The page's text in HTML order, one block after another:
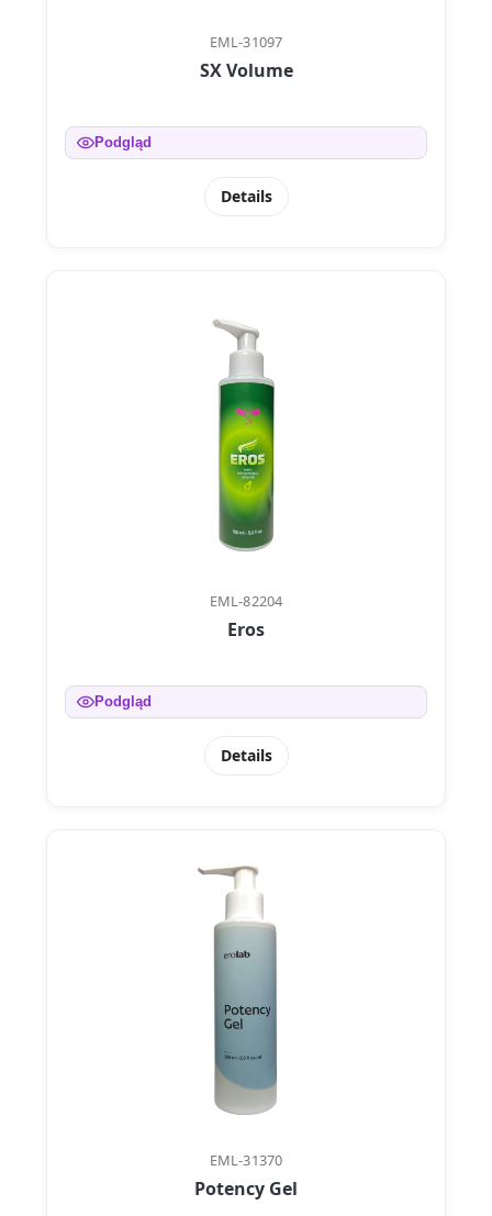
EML-31097
SX Volume
Podgląd
Details
EML-82204
Eros
Podgląd
Details
EML-31370
Potency Gel